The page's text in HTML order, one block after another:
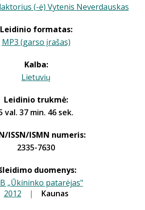
(-ė) Vytenis Neverdauskas
Leidinio formatas:
MP3 (garso įrašas)
Kalba:
Lietuvių
Leidinio trukmė:
val. 37 min. 46 sek.
ISSN/ISMN numeris:
2335-7630
duomenys:
„Ūkininko patarėjas"
2012 | Kaunas